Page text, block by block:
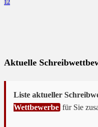
12
Aktuelle
Liste aktueller
Wettbewerbe für Sie